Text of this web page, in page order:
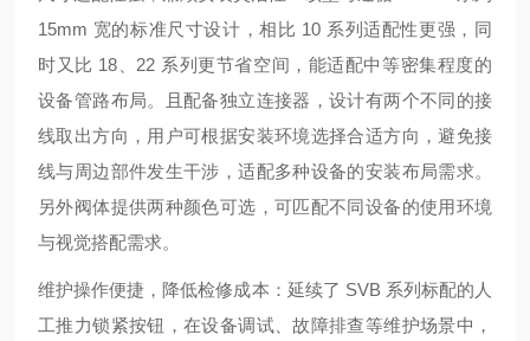
15mm 宽的标准尺寸设计，相比 10 系列适配性更强，同
时又比 18、22 系列更节省空间，能适配中等密集程度的
设备管路布局。且配备独立连接器，设计有两个不同的接
线取出方向，用户可根据安装环境选择合适方向，避免接
线与周边部件发生干涉，适配多种设备的安装布局需求。
另外阀体提供两种颜色可选，可匹配不同设备的使用环境
与视觉搭配需求。
维护操作便捷，降低检修成本：延续了 SVB 系列标配的人
工推力锁紧按钮，在设备调试、故障排查等维护场景中，